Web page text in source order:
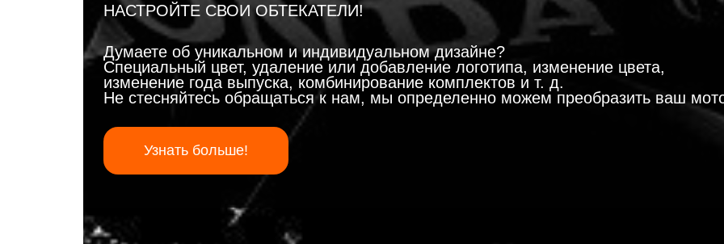
НАСТРОЙТЕ СВОИ ОБТЕКАТЕЛИ!
Думаете об уникальном и индивидуальном дизайне?
Специальный цвет, удаление или добавление логотипа, изменение цвета,
изменение года выпуска, комбинирование комплектов и т. д.
Не стесняйтесь обращаться к нам, мы определенно можем преобразить ваш
Узнать больше!